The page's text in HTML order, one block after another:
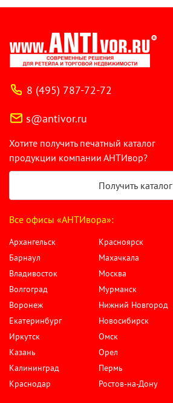
8 (495) 787-72-72
s@antivor.ru
Хотите получить печатный каталог
продукции компании АНТИвор?
Получить каталог
Все офисы «АНТИвора»:
Архангельск
Барнаул
Владивосток
Волгоград
Воронеж
Екатеринбург
Иркутск
Казань
Калининград
Краснодар
Красноярск
Махачкала
Москва
Мурманск
Нижний Новгород
Новосибирск
Омск
Орел
Пермь
Ростов-на-Дону